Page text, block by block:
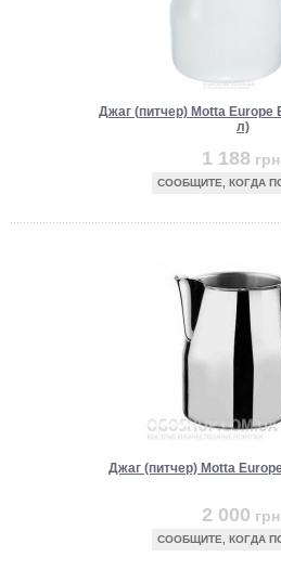
Джаг (питчер) Motta Europe
л)
1 188
СООБЩИТЕ, КОГДА
Джаг (питчер) Motta
2 000
СООБЩИТЕ, КОГДА